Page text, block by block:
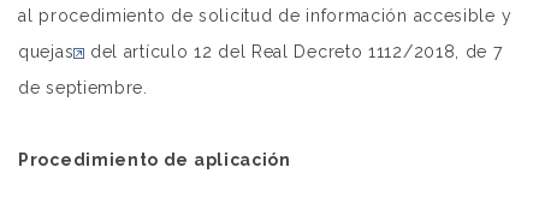
al procedimiento de solicitud de información accesible y
quejas
del artículo 12 del Real Decreto 1112/2018, de 7
de septiembre.
Procedimiento de aplicación